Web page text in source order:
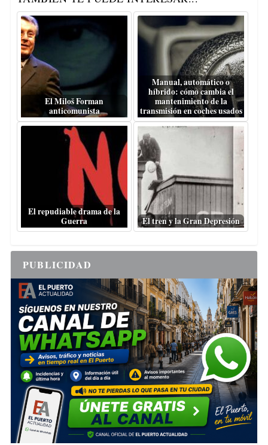
El Miloš Forman
anticomunista
Manual, automático o
híbrido: cómo cambia el
mantenimiento de la
transmisión en coches usados
El repudiable drama de la
Guerra
El tren y la Gran Depresión
PUBLICIDAD